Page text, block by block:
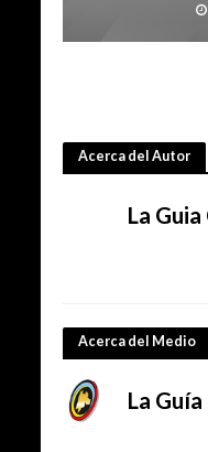
Acerca del Autor
La
Acerca del Medio
La